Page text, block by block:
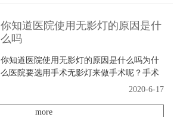
你知道医院使用无影灯的原因是什
么吗
你知道医院使用无影灯的原因是什么吗为什
么医院要选用手术无影灯来做手术呢？手术
无影灯有什么优势吗？光质比一般白炽灯更
愈加明晰，能够添加血液与人体其他安排、
2020-6-17
more